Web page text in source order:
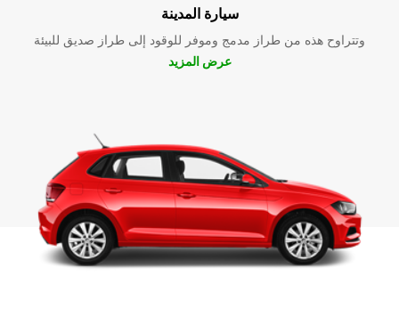
سيارة المدينة
وتتراوح هذه من طراز مدمج وموفر للوقود إلى طراز صديق للبيئة
عرض المزيد